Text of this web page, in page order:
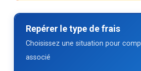
Repérer le type de frais
Choisissez une situation pour
associé